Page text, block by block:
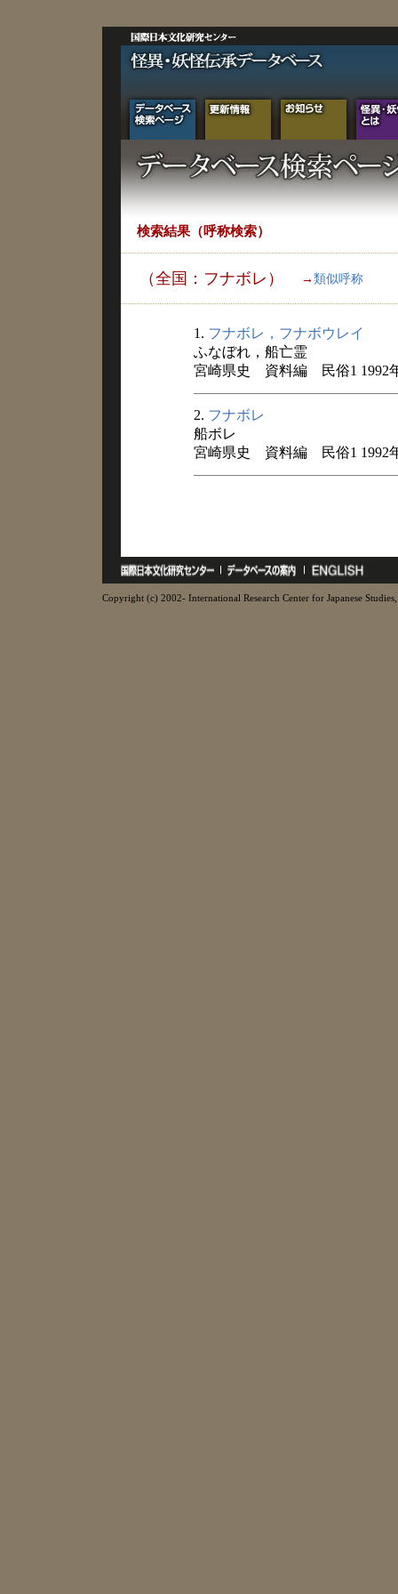
検索結果（呼称検索）
（全国：フナボレ） → 類似呼称
1. フナボレ，フナボウレイ
ふなぼれ，船亡霊
宮崎県史 資料編 民俗1 1992
2. フナボレ
船ボレ
宮崎県史 資料編 民俗1 1992
Copyright (c) 2002- International Research Center for Japanese